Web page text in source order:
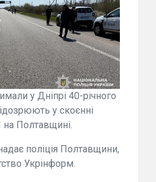
у Дніпрі 40-річного
у скоєнні
Полтавщині.
поліція Полтавщини,
Укрінформ.